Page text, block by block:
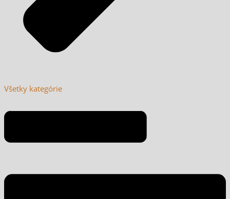
Všetky kategórie